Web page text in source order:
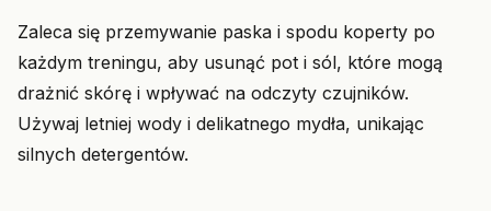
Zaleca się przemywanie paska i spodu koperty po
każdym treningu, aby usunąć pot i sól, które mogą
drażnić skórę i wpływać na odczyty czujników.
Używaj letniej wody i delikatnego mydła, unikając
silnych detergentów.